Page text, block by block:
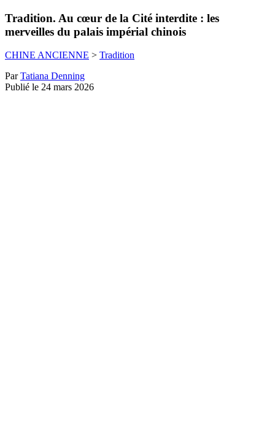
Tradition. Au cœur de la Cité interdite : les
merveilles du palais impérial chinois
CHINE ANCIENNE > Tradition
ParTatiana Denning
Publié le 24 mars 2026